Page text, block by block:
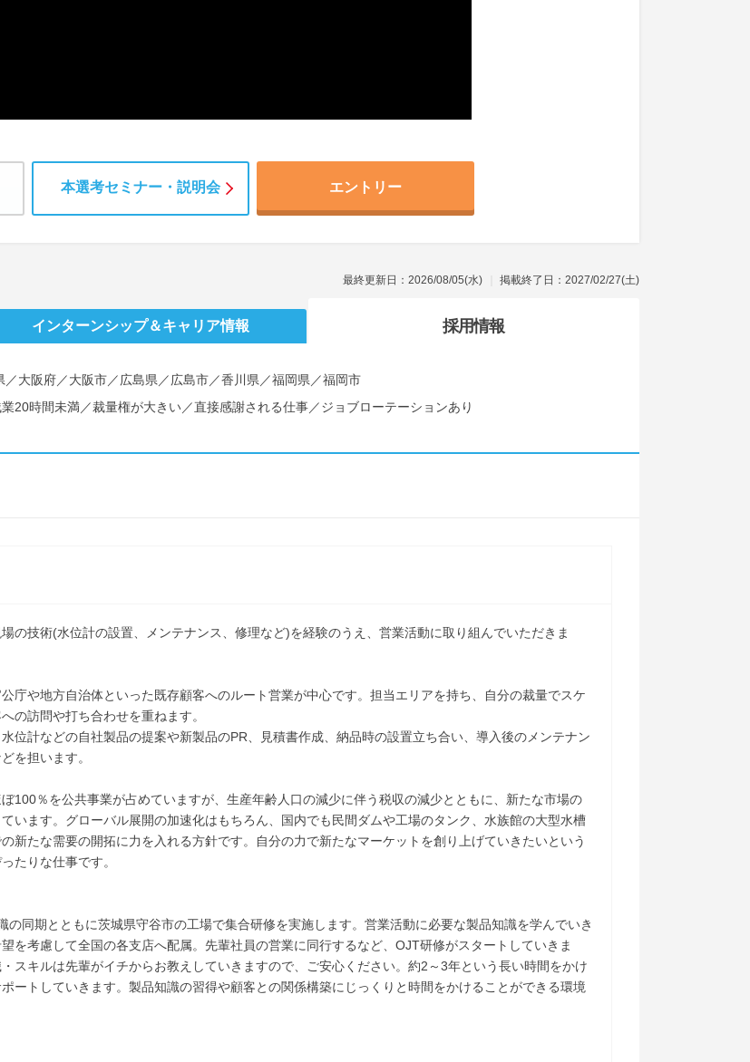
本選考セミナー・説明会 エントリー
最終更新日：2026/08/05(水) 掲載終了日：2027/02/27(土)
インターンシップ＆キャリア情報 採用情報
大阪府／大阪市／広島県／広島市／香川県／福岡県／福岡市
20時間未満／裁量権が大きい／直接感謝される仕事／ジョブローテーションあり
の技術(水位計の設置、メンテナンス、修理など)を経験のうえ、営業活動に取り組んでいただきま
庁や地方自治体といった既存顧客へのルート営業が中心です。担当エリアを持ち、自分の裁量でスケ
の訪問や打ち合わせを重ねます。
位計などの自社製品の提案や新製品のPR、見積書作成、納品時の設置立ち合い、導入後のメンテナン
を担います。
100％を公共事業が占めていますが、生産年齢人口の減少に伴う税収の減少とともに、新たな市場の
います。グローバル展開の加速化はもちろん、国内でも民間ダムや工場のタンク、水族館の大型水槽
新たな需要の開拓に力を入れる方針です。自分の力で新たなマーケットを創り上げていきたいという
たりな仕事です。
の同期とともに茨城県守谷市の工場で集合研修を実施します。営業活動に必要な製品知識を学んでいき
を考慮して全国の各支店へ配属。先輩社員の営業に同行するなど、OJT研修がスタートしていきま
スキルは先輩がイチからお教えしていきますので、ご安心ください。約2～3年という長い時間をかけ
ートしていきます。製品知識の習得や顧客との関係構築にじっくりと時間をかけることができる環境